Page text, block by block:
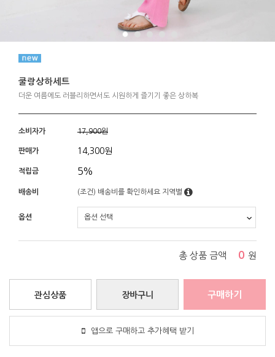
쿨랑상하세트
더운 여름에도 러블리하면서도 시원하게 즐기기 좋은 상하복
소비자가 17,900원
판매가 14,300원
적립금 5%
배송비 (조건) 배송비를 확인하세요 지역별
옵션
총 상품 금액 0 원
장바구니
관심상품 구매하기
앱으로 구매하고 추가혜택 받기